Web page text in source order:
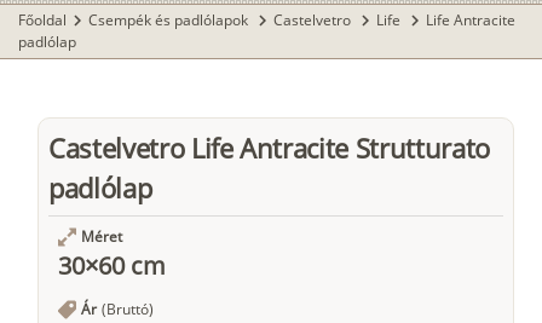
Főoldal chevron_right Csempék és padlólapok chevron_right Castelvetro chevron_right Life chevron_right Life Antracite
padlólap
Castelvetro Life Antracite Strutturato
padlólap
Méret
30×60 cm
Ár (Bruttó)